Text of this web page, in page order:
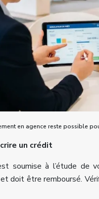
en agence reste possible
un crédit
soumise à l’étude de
doit être remboursé.